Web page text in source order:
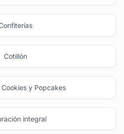
Cotillón
y Popcakes
integral